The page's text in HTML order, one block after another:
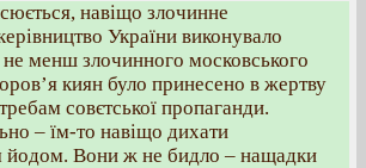
навіщо злочинне
України виконувало
не менш злочинного московського
киян було принесено в жертву
совєтської пропаганди.
– їм-то навіщо дихати
йодом. Вони ж не бидло – нащадки